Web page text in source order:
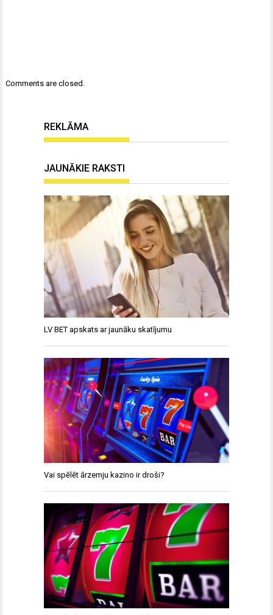
Comments are closed.
REKLĀMA
JAUNĀKIE RAKSTI
LV BET apskats ar jaunāku skatījumu
Vai spēlēt ārzemju kazino ir droši?